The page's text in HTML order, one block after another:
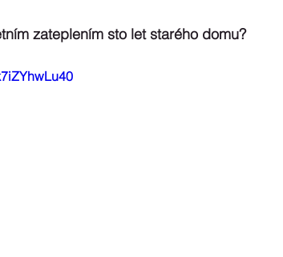
zateplením sto let starého domu?